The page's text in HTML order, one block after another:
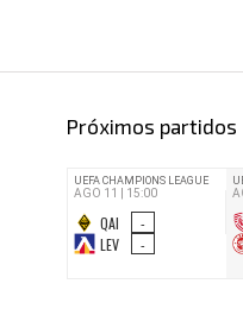
Próximos partidos